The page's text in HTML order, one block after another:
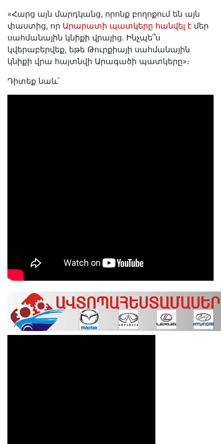
«Հարց այն մարդկանց, որոնք բողոքում են այն
փաստից, որ Արարատի պատկերը հանվել է մեր
սահմանային կնիքի վրայից. Ինչպե՞ս
կվերաբերվեք, եթե Թուրքիայի սահմանային
կնիքի վրա հայտնվի Արագածի պատկերը»։
Դիտեք նաև՝